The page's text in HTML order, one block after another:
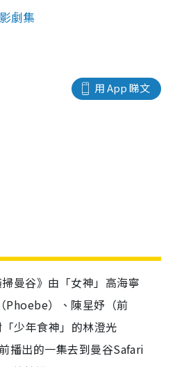
劇集
用 App 睇文
曼谷》由「女神」高海寧
Phoebe）、陳星妤（前
少年食神」的林澄光
播出的一集去到曼谷Safari